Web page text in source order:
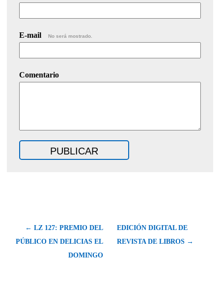
E-mail No será mostrado.
Comentario
← LZ 127: PREMIO DEL
PÚBLICO EN DELICIAS EL
DOMINGO
EDICIÓN DIGITAL DE
REVISTA DE LIBROS →